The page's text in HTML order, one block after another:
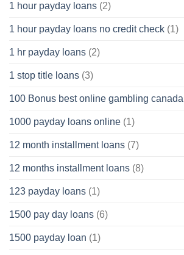
1 hour payday loans (2)
1 hour payday loans no credit check (1)
1 hr payday loans (2)
1 stop title loans (3)
100 Bonus best online gambling canada
1000 payday loans online (1)
12 month installment loans (7)
12 months installment loans (8)
123 payday loans (1)
1500 pay day loans (6)
1500 payday loan (1)